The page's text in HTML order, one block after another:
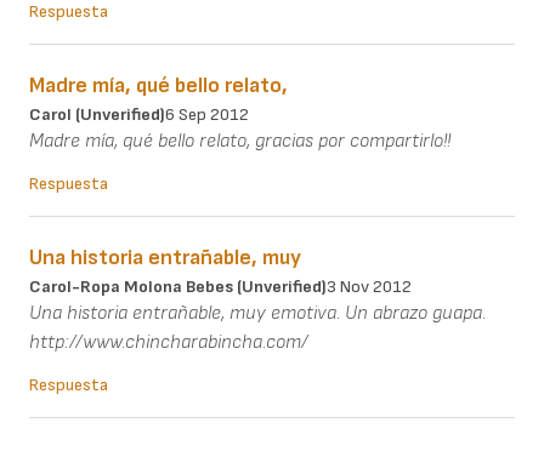
Respuesta
Madre mía, qué bello relato,
Carol (unverified)6 Sep 2012
Madre mía, qué bello relato, gracias por compartirlo!!
Respuesta
Una historia entrañable, muy
Carol-Ropa Molona Bebes (unverified)3 Nov 2012
Una historia entrañable, muy emotiva. Un abrazo guapa.
http://www.chincharabincha.com/
Respuesta